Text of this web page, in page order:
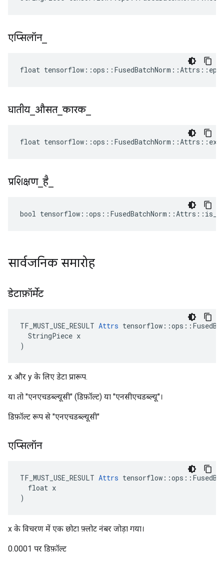
एप्सिलॉन_
float
घातीय_ औसत_कारक_
float
प्रशिक्षण_है
bool
सार्वजनिक समारोह
डेटाफ़ॉर्मेट
TF_MUST_USE_RESULT Attrs
  StringPiece x
)
x और y के लिए डेटा प्रारूप.
या तो "एनएचडब्ल्यूसी" (डिफ़ॉल्ट) या "एनसीएचडब्ल्यू"।
डिफ़ॉल्ट रूप से "एनएचडब्ल्यूसी"
एप्सिलॉन
TF_MUST_USE_RESULT Attrs
  float x
)
x के विचरण में एक छोटा फ़्लोट नंबर जोड़ा गया।
0.0001 पर डिफ़ॉल्ट